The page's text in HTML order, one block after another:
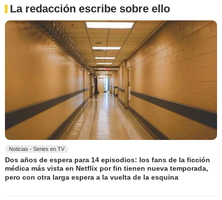
La redacción escribe sobre ello
Noticias - Series en TV
Dos años de espera para 14 episodios: los fans de la ficción
médica más vista en Netflix por fin tienen nueva temporada,
pero con otra larga espera a la vuelta de la esquina